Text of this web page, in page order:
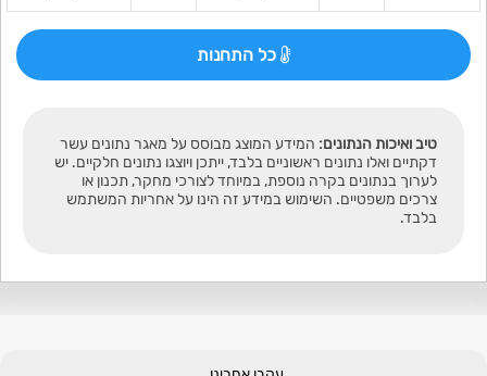
כל התחנות
טיב ואיכות הנתונים: המידע המוצג מבוסס על מאגר נתונים עשר
דקתיים ואלו נתונים ראשוניים בלבד, ייתכן ויוצגו נתונים חלקיים. יש
לערוך בנתונים בקרה נוספת, במיוחד לצורכי מחקר, תכנון או
צרכים משפטיים. השימוש במידע זה הינו על אחריות המשתמש
בלבד.